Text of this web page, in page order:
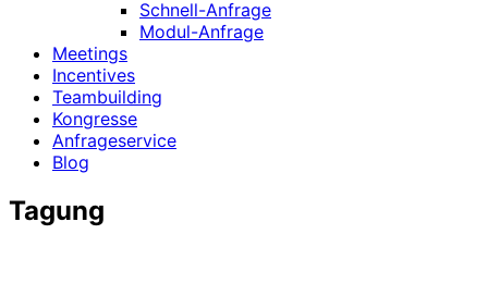
Schnell-Anfrage
Modul-Anfrage
Meetings
Incentives
Teambuilding
Kongresse
Anfrageservice
Blog
Tagung